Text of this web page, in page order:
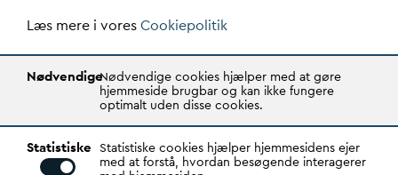
CVR: 29031215
Transparency Register: REG 0105047100027-26
A er den samlende kraft ivandsektoren.
Gennem stærke alliancer og klare budskaber taler
D ANVA
andets sag, som vigtig ressource for den
Læs mere i voresCookiepolitik
NødvendigeNødvendige cookies hjælper med at gøre
hjemmeside brugbar og kan ikke fungere
optimalt uden disse cookies.
Statistiske Statistiske cookies hjælper hjemmesidens ejer
med at forstå, hvordan besøgende interagerer